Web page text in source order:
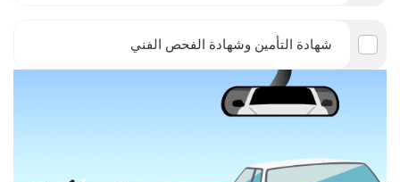
شهادة التأمين وشهادة الفحص الفني